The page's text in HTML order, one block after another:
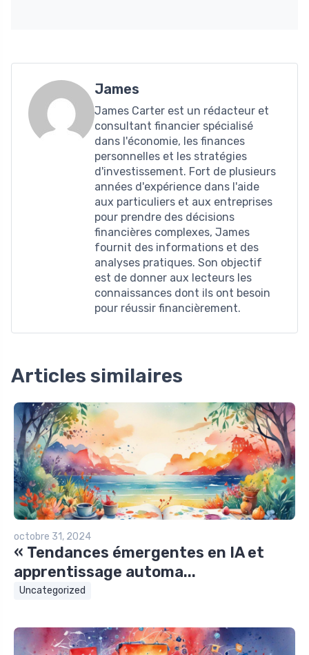
James
James Carter est un rédacteur et
consultant financier spécialisé
dans l'économie, les finances
personnelles et les stratégies
d'investissement. Fort de plusieurs
années d'expérience dans l'aide
aux particuliers et aux entreprises
pour prendre des décisions
financières complexes, James
fournit des informations et des
analyses pratiques. Son objectif
est de donner aux lecteurs les
connaissances dont ils ont besoin
pour réussir financièrement.
Articles similaires
octobre 31, 2024
« Tendances émergentes en IA et
apprentissage automa...
Uncategorized